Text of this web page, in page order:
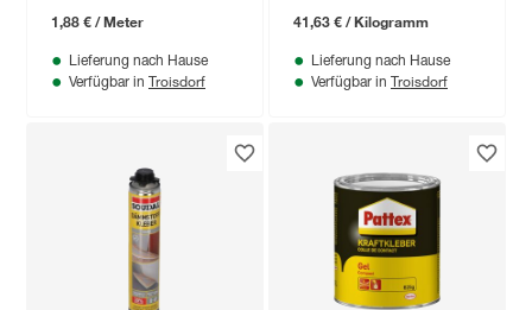
1,88 € / Meter
Lieferung nach Hause
Verfügbar in Troisdorf
41,63 € / Kilogramm
Lieferung nach Hause
Verfügbar in Troisdorf